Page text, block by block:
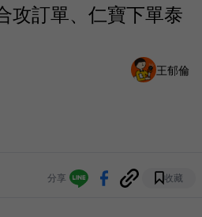
攻訂單、仁寶下單泰
王郁倫
分享 收藏